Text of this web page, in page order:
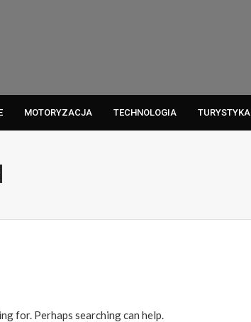
MOTORYZACJA TECHNOLOGIA TURYSTYKA
for. Perhaps searching can help.